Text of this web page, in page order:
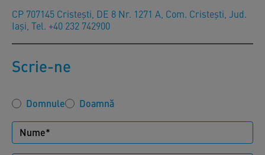
CP 707145 Cristești, DE 8 Nr. 1271 A, Com. Cristești, Jud.
Iași, Tel. +40 232 742900
Scrie-ne
Domnule Doamnă